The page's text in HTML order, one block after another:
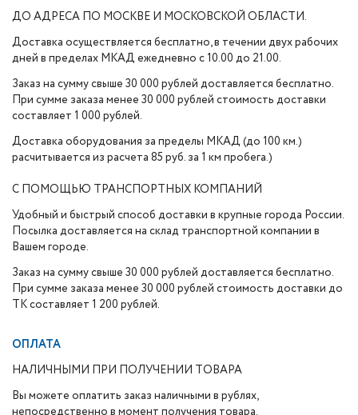
ДО АДРЕСА ПО МОСКВЕ И МОСКОВСКОЙ ОБЛАСТИ.
Доставка осуществляется бесплатно, в течении двух рабочих
дней в пределах МКАД ежедневно с 10.00 до 21.00.
Заказ на сумму свыше 30 000 рублей доставляется бесплатно.
При сумме заказа менее 30 000 рублей стоимость доставки
составляет 1 000 рублей.
Доставка оборудования за пределы МКАД (до 100 км.)
расчитывается из расчета 85 руб. за 1 км пробега.)
С ПОМОЩЬЮ ТРАНСПОРТНЫХ КОМПАНИЙ
Удобный и быстрый способ доставки в крупные города России.
Посылка доставляется на склад транспортной компании в
Вашем городе.
Заказ на сумму свыше 30 000 рублей доставляется бесплатно.
При сумме заказа менее 30 000 рублей стоимость доставки до
ТК составляет 1 200 рублей.
ОПЛАТА
НАЛИЧНЫМИ ПРИ ПОЛУЧЕНИИ ТОВАРА
Вы можете оплатить заказ наличными в рублях,
непосредственно в момент получения товара.